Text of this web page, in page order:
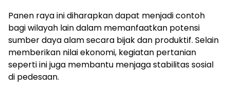
Panen raya ini diharapkan dapat menjadi contoh
bagi wilayah lain dalam memanfaatkan potensi
sumber daya alam secara bijak dan produktif. Selain
memberikan nilai ekonomi, kegiatan pertanian
seperti ini juga membantu menjaga stabilitas sosial
di pedesaan.